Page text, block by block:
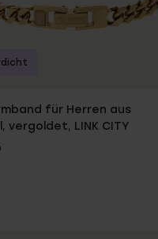
für Herren aus
vergoldet, LINK CITY